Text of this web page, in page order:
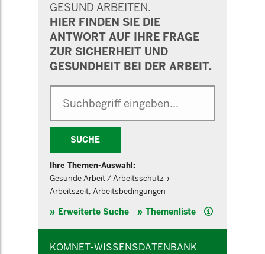
GESUND ARBEITEN.
HIER FINDEN SIE DIE
ANTWORT AUF IHRE FRAGE
ZUR SICHERHEIT UND
GESUNDHEIT BEI DER ARBEIT.
SUCHE
Ihre Themen-Auswahl:
Gesunde Arbeit / Arbeitsschutz
Arbeitszeit, Arbeitsbedingungen
Erweiterte Suche Themenliste Hilfe
KOMNET-WISSENSDATENBANK